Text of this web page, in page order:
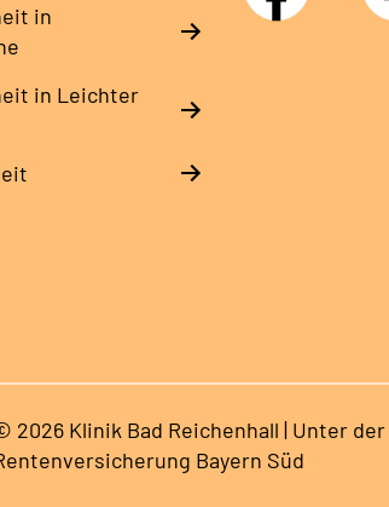
in
in Leichter
2026 Klinik Bad Reichenhall | Unter
Bayern Süd